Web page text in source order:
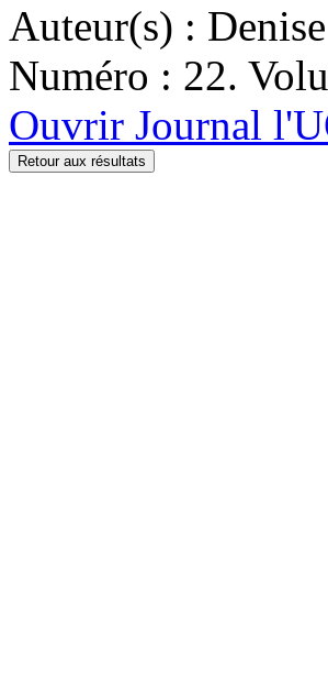
Auteur(s) :
Numéro : 22.
Ouvrir Journal
Retour aux résultats